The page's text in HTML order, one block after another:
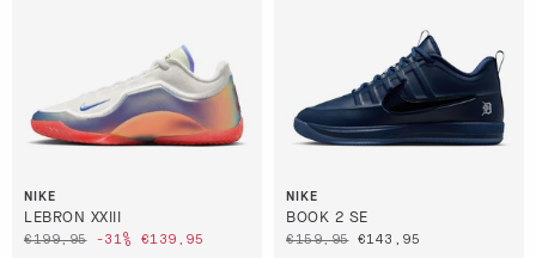
NIKE
LEBRON XXIII
€199,95 -31% €139,95
NIKE
BOOK 2 SE
€159,95 €143,95